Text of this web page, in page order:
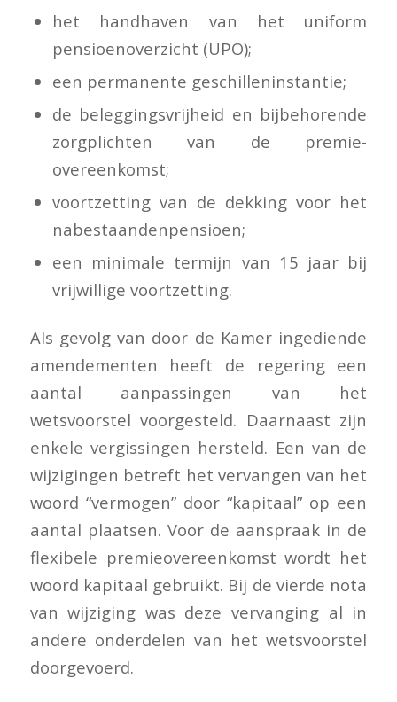
het handhaven van het uniform
pensioenoverzicht (UPO);
een permanente geschilleninstantie;
de beleggingsvrijheid en bijbehorende
zorgplichten van de premie-
overeenkomst;
voortzetting van de dekking voor het
nabestaandenpensioen;
een minimale termijn van 15 jaar bij
vrijwillige voortzetting.
Als gevolg van door de Kamer ingediende
amendementen heeft de regering een
aantal aanpassingen van het
wetsvoorstel voorgesteld. Daarnaast zijn
enkele vergissingen hersteld. Een van de
wijzigingen betreft het vervangen van het
woord “vermogen” door “kapitaal” op een
aantal plaatsen. Voor de aanspraak in de
flexibele premieovereenkomst wordt het
woord kapitaal gebruikt. Bij de vierde nota
van wijziging was deze vervanging al in
andere onderdelen van het wetsvoorstel
doorgevoerd.